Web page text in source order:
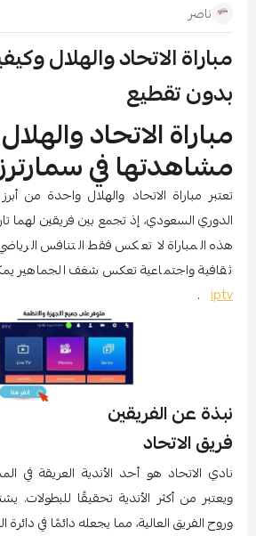
ناصر
مباراة الاتحاد والهلال
بدون تقطيع
مباراة الاتحاد
مشاهدتها في
تعتبر مباراة الاتحاد والهلال واحدة من
الدوري السعودي، إذ تجمع بين فريقين لهما
هذه المباراة لا تعكس فقط التنافس
ثقافية واجتماعية تعكس شغف الجماهير
iptv
.
نبذة عن الفريقين
فريق الاتحاد
نادي الاتحاد هو أحد الأندية العريقة في
ويعتبر من أكثر الأندية تحقيقًا للبطولات.
وروح الفريق العالية، مما يجعله دائمًا في دائرة